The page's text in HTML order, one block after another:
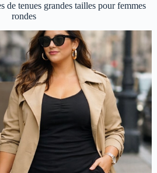
tenues grandes tailles pour femmes
rondes